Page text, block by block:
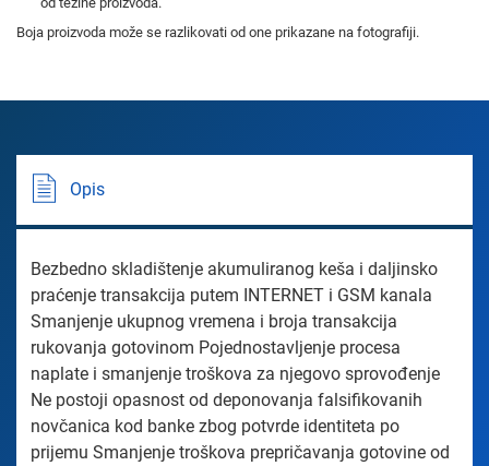
Boja proizvoda može se razlikovati od one prikazane na fotografiji.
Opis
Bezbedno skladištenje akumuliranog keša i daljinsko
praćenje transakcija putem INTERNET i GSM kanala
Smanjenje ukupnog vremena i broja transakcija
rukovanja gotovinom Pojednostavljenje procesa
naplate i smanjenje troškova za njegovo sprovođenje
Ne postoji opasnost od deponovanja falsifikovanih
novčanica kod banke zbog potvrde identiteta po
prijemu Smanjenje troškova prepričavanja gotovine od